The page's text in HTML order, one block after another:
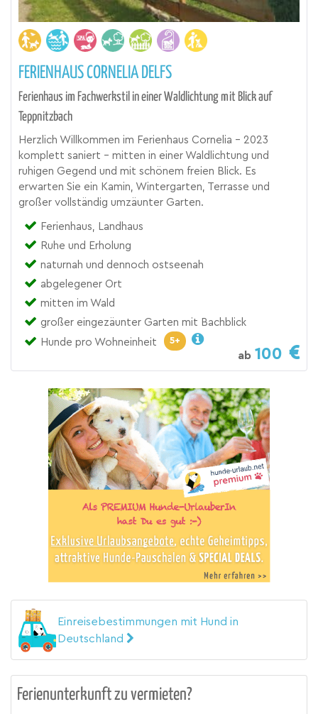
FERIENHAUS CORNELIA DELFS
Ferienhaus im Fachwerkstil in einer Waldlichtung mit Blick auf
Teppnitzbach
Herzlich Willkommen im Ferienhaus Cornelia - 2023
komplett saniert - mitten in einer Waldlichtung und
ruhigen Gegend und mit schönem freien Blick. Es
erwarten Sie ein Kamin, Wintergarten, Terrasse und
großer vollständig umzäunter Garten.
Ferienhaus, Landhaus
Ruhe und Erholung
naturnah und dennoch ostseenah
abgelegener Ort
mitten im Wald
großer eingezäunter Garten mit Bachblick
Hunde pro Wohneinheit
5+
ab 100
Einreisebestimmungen mit Hund in
Deutschland
Ferienunterkunft zu vermieten?